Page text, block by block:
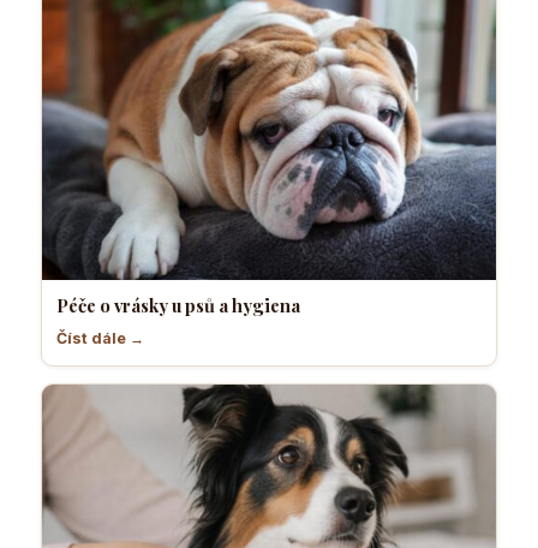
Péče o vrásky u psů a hygiena
Číst dále →